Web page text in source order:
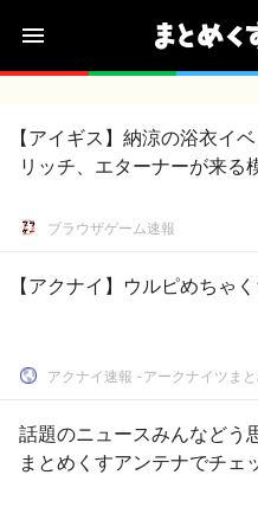
【アイギス】納涼の浴衣イ
リッチ、エターナーが来る
ブラウザゲーム速報
【アクナイ】ウルピめちゃ
アクナイ速報 -アークナイツま
話題のニュースみんなどう
まとめくすアンテナでチェ